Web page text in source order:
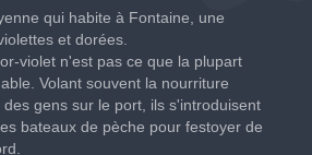
qui habite à Fontaine, une
et dorées.
violet n'est pas ce que la plupart
Volant souvent la nourriture
gens sur le port, ils s'introduisent
bateaux de pèche pour festoyer de